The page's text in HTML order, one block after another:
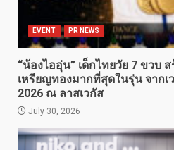
EVENT PR NEWS
“น้องไออุ่น” เด็กไทยวัย 7 ขวบ
เหรียญทองมากที่สุดในรุ่น จากเ
2026 ณ ลาสเวกัส
July 30, 2026